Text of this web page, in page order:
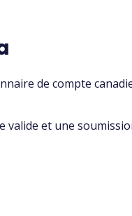
de compte
et une